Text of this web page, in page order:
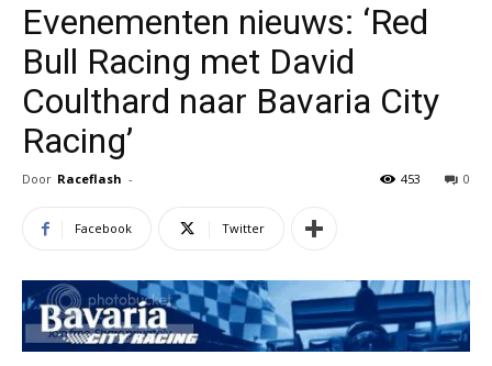
Evenementen nieuws: ‘Red
Bull Racing met David
Coulthard naar Bavaria City
Racing’
Door Raceflash - 0
453
Facebook Twitter